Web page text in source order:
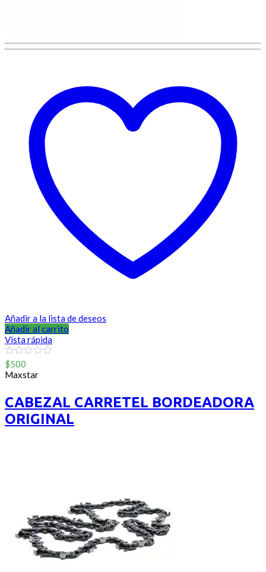
Añadir a la lista de deseos
Añadir al carrito
Vista rápida
0
out
of
$500
Maxstar
CABEZAL CARRETEL BORDEADORA
ORIGINAL